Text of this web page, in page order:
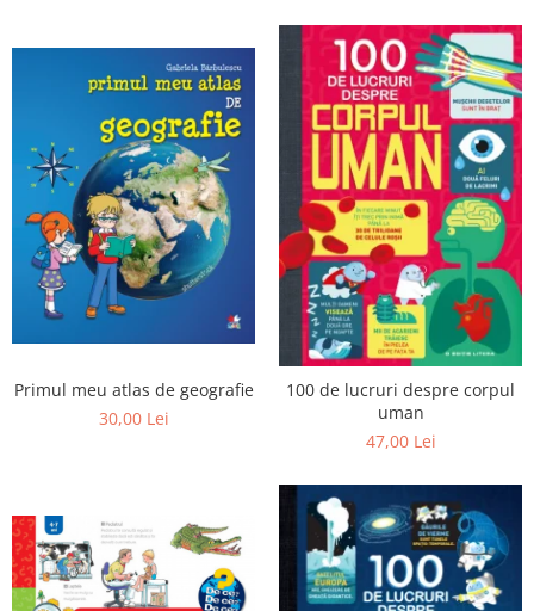
Primul meu atlas de geografie
30,00 Lei
100 de lucruri despre corpul
uman
47,00 Lei